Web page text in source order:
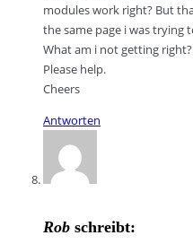
modules work right? But
the same page i was trying
What am i not getting right?
Please help.
Cheers
Antworten
Rob schreibt: